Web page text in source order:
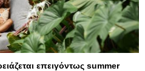
επειγόντως summer